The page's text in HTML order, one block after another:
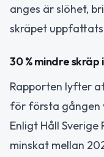
anges är slöhet,
skräpet
30 % mindre
Rapporten lyfter
för första gången
Enligt Håll
minskat mellan